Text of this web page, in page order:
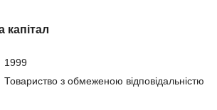
капітал
1999
Товариство з обмеженою відповідальністю